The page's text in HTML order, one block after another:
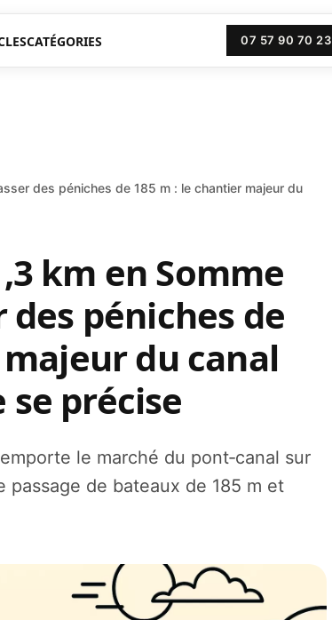
CATÉGORIES 07 57 90 70 23
des péniches de 185 m : le chantier majeur du
km en Somme
péniches de
du canal
se précise
le marché du pont‑canal sur
passage de bateaux de 185 m et